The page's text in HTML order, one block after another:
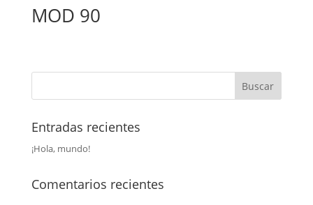
MOD 90
Entradas recientes
¡Hola, mundo!
Comentarios recientes